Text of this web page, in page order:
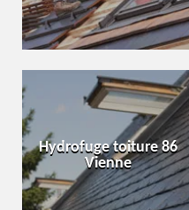
Hydrofuge toiture 86
Vienne